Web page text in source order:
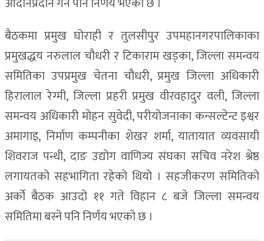
बैठकमा प्रमुख घोराही र तुलसीपुर उपमहानगरपालिकाका
प्रमुखद्धय नरुलाल चौधरी र टिकाराम खड्का, जिल्ला समन्वय
समितिका उपप्रमुख चेतना चौधरी, प्रमुख जिल्ला अधिकारी
हिरालाल रेग्मी, जिल्ला प्रहरी प्रमुख वीरवहादुर वली, जिल्ला
समन्वय अधिकारी मोहन सुवेदी, परीयोजनाका कन्सल्टेन्ट इश्वर
अमागाइ, निर्माण कम्पनीका शेखर शर्मा, यातायात व्यवसायी
शिवराज पन्थी, दाङ उद्योग वाणिज्य संघका सचिव नरेश श्रेष्ठ
लगायतको सहभागिता रहेको थियो । सहजीकरण समितिको
अर्को बैठक आउदो ११ गते विहान ८ बजे जिल्ला समन्वय
समितिमा बस्ने पनि निर्णय भएको छ ।